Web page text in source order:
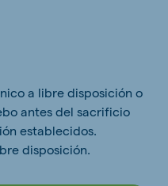
a libre disposición o
antes del sacrificio
establecidos.
disposición.